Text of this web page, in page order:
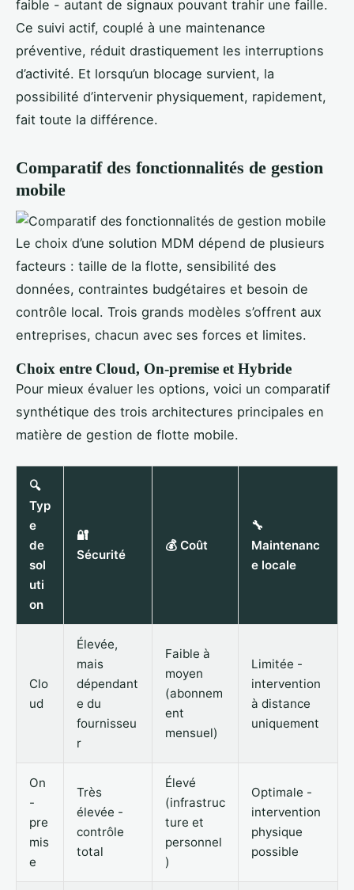
faible - autant de signaux pouvant trahir une faille.
Ce suivi actif, couplé à une maintenance
préventive, réduit drastiquement les interruptions
d’activité. Et lorsqu’un blocage survient, la
possibilité d’intervenir physiquement, rapidement,
fait toute la différence.
Comparatif des fonctionnalités de gestion
mobile
Le choix d’une solution MDM dépend de plusieurs
facteurs : taille de la flotte, sensibilité des
données, contraintes budgétaires et besoin de
contrôle local. Trois grands modèles s’offrent aux
entreprises, chacun avec ses forces et limites.
Choix entre Cloud, On-premise et Hybride
Pour mieux évaluer les options, voici un comparatif
synthétique des trois architectures principales en
matière de gestion de flotte mobile.
🔍
Typ
e
de
sol
uti
on
🔐
Sécurité
💰 Coût
🔧
Maintenanc
e locale
Clo
ud
Élevée,
mais
dépendant
e du
fournisseu
r
Faible à
moyen
(abonnem
ent
mensuel)
Limitée -
intervention
à distance
uniquement
On
-
pre
mis
e
Très
élevée -
contrôle
total
Élevé
(infrastruc
ture et
personnel
)
Optimale -
intervention
physique
possible